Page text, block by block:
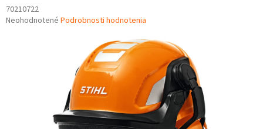
70210722
Priemerné
Neohodnotené Podrobnosti hodnotenia